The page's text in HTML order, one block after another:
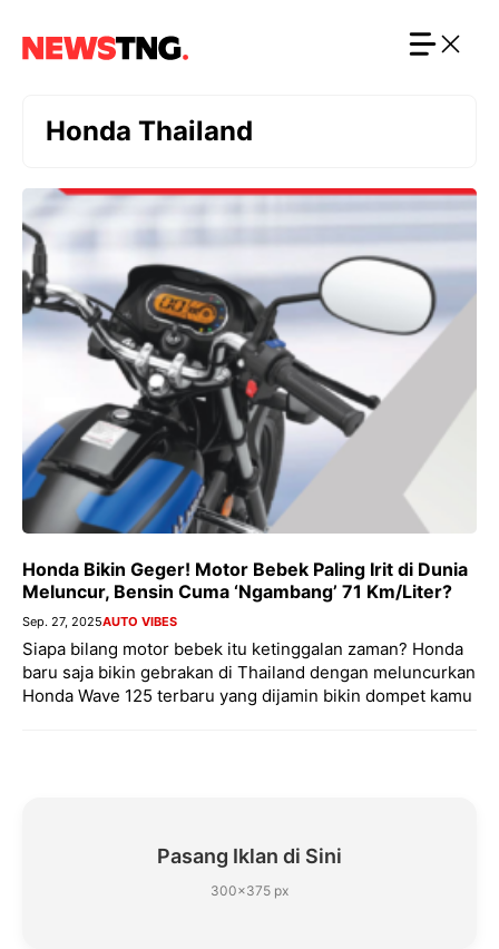
Honda Thailand
Honda Bikin Geger! Motor Bebek Paling Irit di Dunia
Meluncur, Bensin Cuma ‘Ngambang’ 71 Km/Liter?
Sep. 27, 2025AUTO VIBES
Siapa bilang motor bebek itu ketinggalan zaman? Honda
baru saja bikin gebrakan di Thailand dengan meluncurkan
Honda Wave 125 terbaru yang dijamin bikin dompet kamu
Pasang Iklan di Sini
300×375 px